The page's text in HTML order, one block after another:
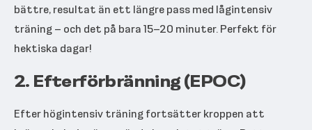
bättre, resultat än ett längre pass med lågintensiv
träning – och det på bara 15–20 minuter. Perfekt för
hektiska dagar!
2. Efterförbränning (EPOC)
Efter högintensiv träning fortsätter kroppen att